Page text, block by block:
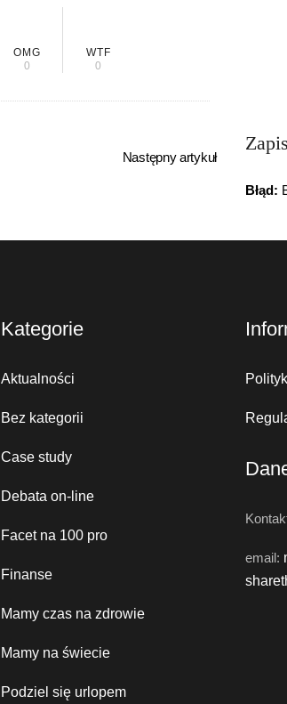
OMG
0
WTF
0
Następny artykuł
Błąd:
Kategorie
Aktualności
Bez kategorii
Case study
Debata on-line
Facet na 100 pro
Finanse
Mamy czas na zdrowie
Mamy na świecie
Podziel się urlopem
email: